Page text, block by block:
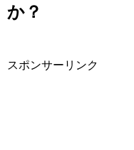
か？
スポンサーリンク